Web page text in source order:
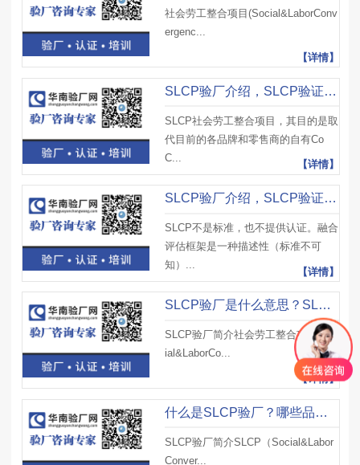
社会劳工整合项目(Social&LaborConv
ergenc...
【详情】
SLCP验厂介绍，SLCP验证内容、SLCP验证流程通过标准及注意事项
SLCP社会劳工整合项目，其目的是取
代目前的各品牌和零售商的自有Co
C...
【详情】
SLCP验厂介绍，SLCP验证评估要求及SLCP验厂注意事项
SLCP不是标准，也不提供认证。融合
评估框架是一种描述性（标准不可
知）...
【详情】
SLCP验厂是什么意思？SLCP自我评估怎么做？如何完成SLCP自我评估？
SLCP验厂简介社会劳工整合项目(Soc
ial&LaborCo...
【详情】
什么是SLCP验厂？哪些品牌参与SLCP验证？
SLCP验厂简介SLCP（Social&Labor
Conver...